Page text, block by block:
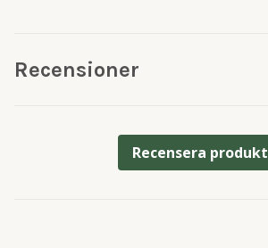
Recensioner
Recensera produkt